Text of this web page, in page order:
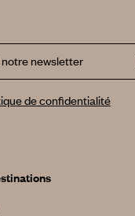
newsletter
de confidentialité